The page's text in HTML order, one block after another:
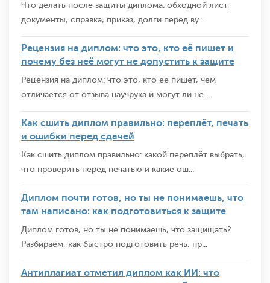
Что делать после защиты диплома: обходной лист,
документы, справка, приказ, долги перед ву...
Рецензия на диплом: что это, кто её пишет и
почему без неё могут не допустить к защите
Рецензия на диплом: что это, кто её пишет, чем
отличается от отзыва научрука и могут ли не...
Как сшить диплом правильно: переплёт, печать
и ошибки перед сдачей
Как сшить диплом правильно: какой переплёт выбрать,
что проверить перед печатью и какие ош...
Диплом почти готов, но ты не понимаешь, что
там написано: как подготовиться к защите
Диплом готов, но ты не понимаешь, что защищать?
Разбираем, как быстро подготовить речь, пр...
Антиплагиат отметил диплом как ИИ: что